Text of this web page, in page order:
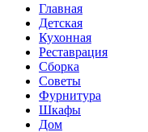
Главная
Детская
Кухонная
Реставрация
Сборка
Советы
Фурнитура
Шкафы
Дом